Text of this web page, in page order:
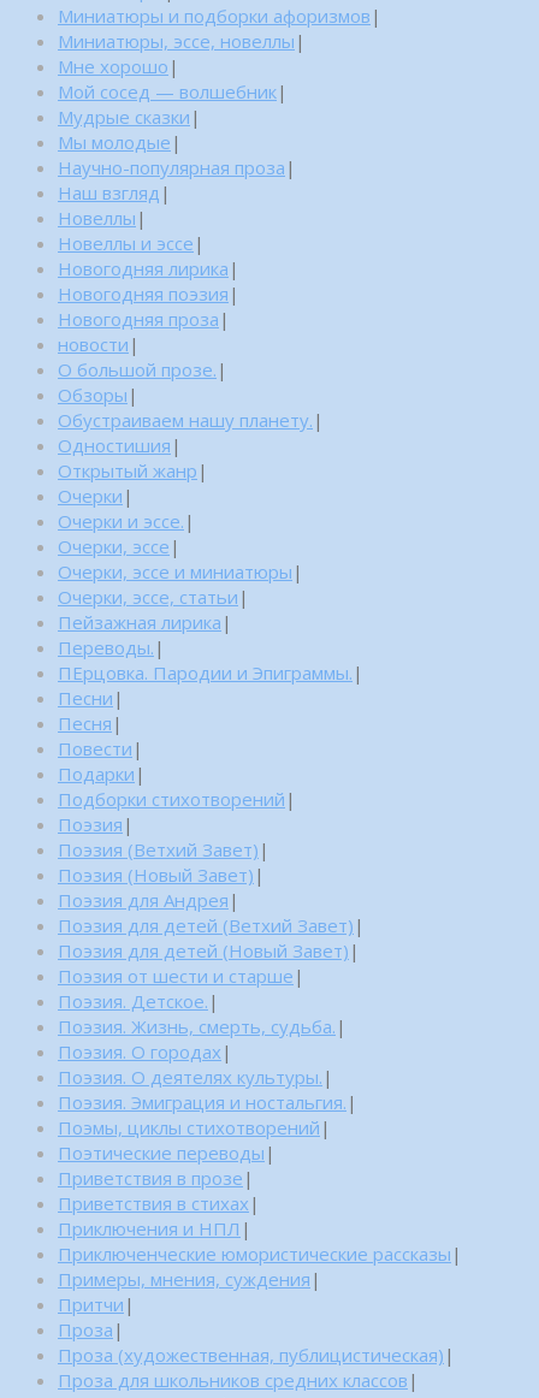
Миниатюры и подборки афоризмов |
Миниатюры, эссе, новеллы |
Мне хорошо |
Мой сосед — волшебник|
Мудрые сказки |
Мы молодые |
Научно-популярная проза |
Наш взгляд |
Новеллы |
Новеллы и эссе |
Новогодняя лирика |
Новогодняя поэзия |
Новогодняя проза |
новости |
О большой прозе. |
Обзоры |
Обустраиваем нашу планету. |
Одностишия |
Открытый жанр |
Очерки |
Очерки и эссе. |
Очерки, эссе |
Очерки, эссе и миниатюры |
Очерки, эссе, статьи |
Пейзажная лирика |
Переводы. |
ПЕрцовка. Пародии и Эпиграммы. |
Песни |
Песня |
Повести |
Подарки |
Подборки стихотворений |
Поэзия |
Поэзия (Ветхий Завет) |
Поэзия (Новый Завет) |
Поэзия для Андрея |
Поэзия для детей (Ветхий Завет) |
Поэзия для детей (Новый Завет) |
Поэзия от шести и старше |
Поэзия. Детское. |
Поэзия. Жизнь, смерть, судьба. |
Поэзия. О городах |
Поэзия. О деятелях культуры. |
Поэзия. Эмиграция и ностальгия. |
Поэмы, циклы стихотворений |
Поэтические переводы |
Приветствия в прозе |
Приветствия в стихах |
Приключения и НПЛ |
Приключенческие юмористические рассказы |
Примеры, мнения, суждения |
Притчи |
Проза |
Проза (художественная, публицистическая) |
Проза для школьников средних классов |